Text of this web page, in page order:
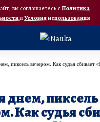
вы соглашаетесь с Политика
иУсловия использования.
пиксель вечером. Как судья
днем, пиксель
Как судья